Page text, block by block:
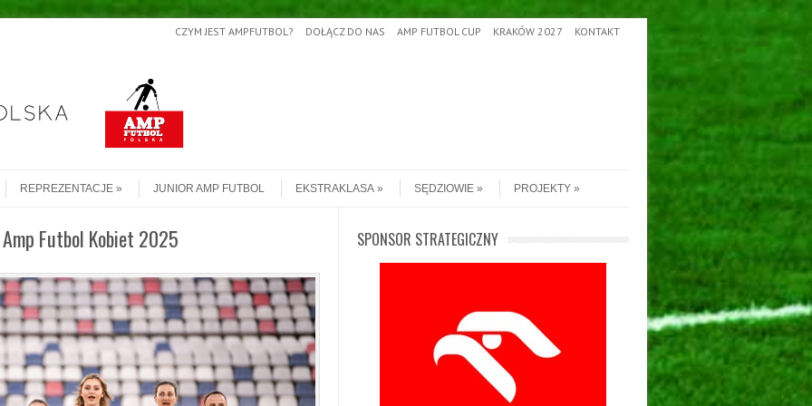
CZYM JEST AMPFUTBOL? DOŁĄCZ DO NAS AMP FUTBOL CUP KRAKÓW 2027 KONTAKT
REPREZENTACJE JUNIOR AMP FUTBOL EKSTRAKLASA SĘDZIOWIE PROJEKTY
Futbol Kobiet 2025 SPONSOR STRATEGICZNY